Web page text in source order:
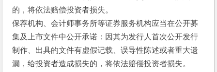
的，将依法赔偿投资者损失。
保荐机构、会计师事务所等证券服务机构应当在公开募
集及上市文件中公开承诺：因其为发行人首次公开发行
制作、出具的文件有虚假记载、误导性陈述或者重大遗
漏，给投资者造成损失的，将依法赔偿投资者损失。